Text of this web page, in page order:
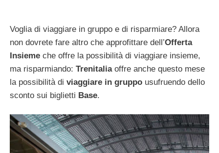
Voglia di viaggiare in gruppo e di risparmiare? Allora
non dovrete fare altro che approfittare dell’Offerta
Insieme che offre la possibilità di viaggiare insieme,
ma risparmiando: Trenitaliaoffre anche questo mese
la possibilità di viaggiare in gruppo usufruendo dello
sconto sui biglietti Base.